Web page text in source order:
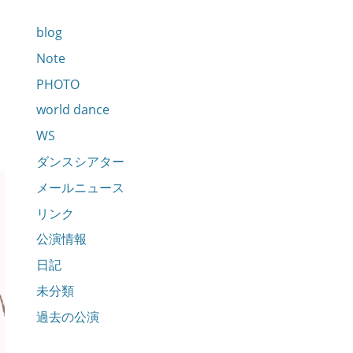
blog
Note
PHOTO
world dance
WS
ダンスシアター
メールニュース
リンク
公演情報
日記
未分類
過去の公演